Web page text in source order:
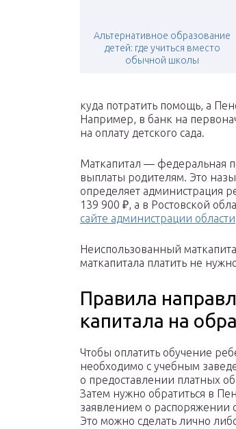
Альтернативное образование
детей: где учиться вместо
обычной школы
куда потратить помощь, а
Например, в банк на
на оплату детского сада.
Маткапитал — федеральная
выплаты родителям. Это
определяет администрация
139 900 ₽, а в Ростовской
сайте администрации области
Неиспользованный
маткапитала платить не
Правила
капитала на
Чтобы оплатить обучение
необходимо с учебным
о предоставлении платных
Затем нужно обратиться в
заявлением о распоряжении
Это можно сделать лично